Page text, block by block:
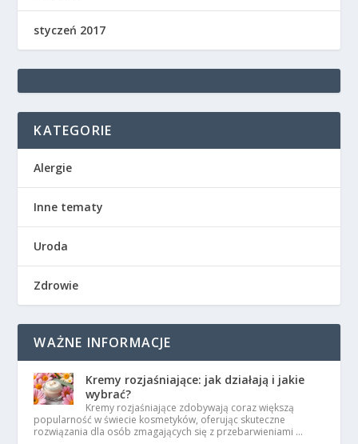
styczeń 2017
KATEGORIE
Alergie
Inne tematy
Uroda
Zdrowie
WAŻNE INFORMACJE
Kremy rozjaśniające: jak działają i jakie
wybrać?
Kremy rozjaśniające zdobywają coraz większą
popularność w świecie kosmetyków, oferując skuteczne
rozwiązania dla osób zmagających się z przebarwieniami …